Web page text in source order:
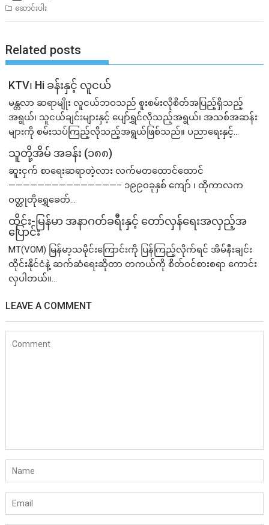
ဆောင်းပါး
Related posts
KTV၊ Hi ခန်းနှင့် လူငယ်
မန္တလာ ဆရာမျိုး လူငယ်ဘဝသည် စူးစမ်းလိုစိတ်အပြည့်ရှိသည့်
အရွယ်၊ သူငယ်ချင်းများနှင့် ပျော်ရွှင်လိုသည့်အရွယ်၊ အသစ်အဆန်း
များကို စမ်းသပ်ကြည့်လိုသည့်အရွယ်ဖြစ်သည်။ ပညာရေးနှင့်...
သူတို့အိမ် အခန်း (၁၈၈)
ဆူးငှက် စာရေးဆရာတဲ့လား လက်မတထောင်ထောင်
———————————————– ၁၉၉၀ခုနှစ် ကျော် ၊ ထိုကာလက
ဝတ္ထုတိုရွှေခေတ်...
ထိုင်း-မြန်မာ အနာဂတ်ခရီးနှင့် တော်လှန်ရေးအလှည့်အ
ပြောင်း
MT(VOM) ​မြန်မာ့သမိုင်းကြောင်းကို ပြန်ကြည့်လိုက်ရင် အိမ်နီးချင်း
ထိုင်းနိုင်ငံနဲ့ ဆက်ဆံရေးဆိုတာ တကယ်ကို စိတ်ဝင်စားစရာ ကောင်း
လှပါတယ်။...
LEAVE A COMMENT